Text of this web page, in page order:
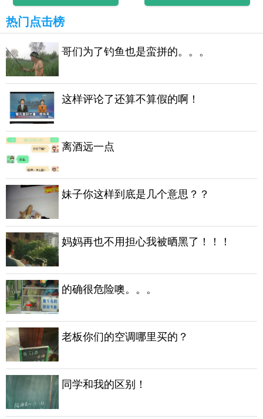
热门点击榜
哥们为了钓鱼也是蛮拼的。。。
这样评论了还算不算假的啊！
离酒远一点
妹子你这样到底是几个意思？？
妈妈再也不用担心我被晒黑了！！！
的确很危险噢。。。
老板你们的空调哪里买的？
同学和我的区别！